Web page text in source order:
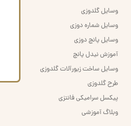
وسایل گلدوزی
وسایل شماره دوزی
وسایل پانچ دوزی
آموزش نیدل پانچ
وسایل ساخت زیورآلات گلدوزی
طرح گلدوزی
پیکسل سرامیکی فانتزی
وبلاگ آموزشی